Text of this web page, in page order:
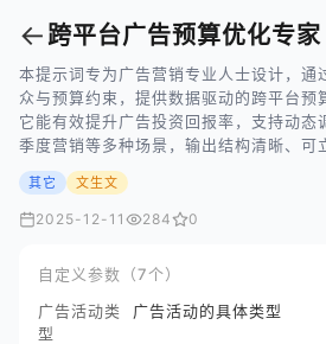
←跨平台广告预算优化专家
本提示词专为广告营销专业人士设计，通
众与预算约束，提供数据驱动的跨平台预
它能有效提升广告投资回报率，支持动态
季度营销等多种场景，输出结构清晰、可
其它 文生文
2025-12-11 284 0
自定义参数（7个）
广告活动类
型
广告活动的具体类型